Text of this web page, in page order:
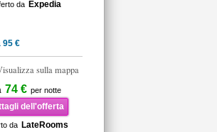
da Expedia
95 €
sulla mappa
74 € per notte
dell'offerta
da LateRooms